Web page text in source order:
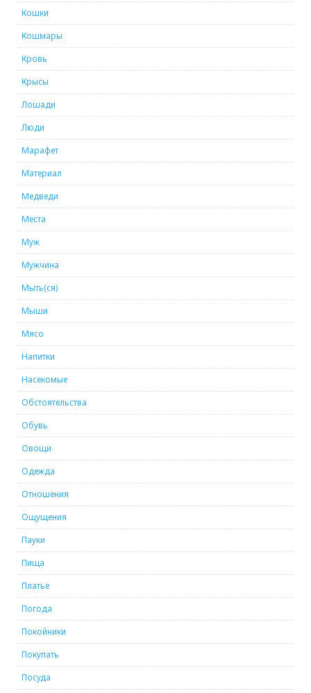
Кошки
Кошмары
Кровь
Крысы
Лошади
Люди
Марафет
Материал
Медведи
Места
Муж
Мужчина
Мыть(ся)
Мыши
Мясо
Напитки
Насекомые
Обстоятельства
Обувь
Овощи
Одежда
Отношения
Ощущения
Пауки
Пища
Платье
Погода
Покойники
Покупать
Посуда